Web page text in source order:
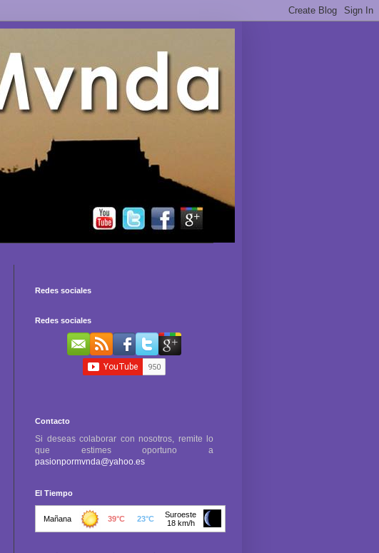
Redes sociales
Redes sociales
Contacto
Si deseas colaborar con nosotros, remite lo
que estimes oportuno a
pasionpormvnda@yahoo.es
El Tiempo